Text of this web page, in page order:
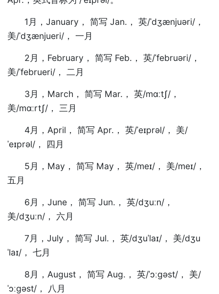
1月，January， 简写 Jan.， 英/ˈdʒænjuəri/，
美/ˈdʒænjueri/， 一月
2月，February， 简写 Feb.， 英/ˈfebruəri/，
美/ˈfebrueri/， 二月
3月，March， 简写 Mar.， 英/mɑːtʃ/，
美/mɑːrtʃ/， 三月
4月，April， 简写 Apr.， 英/ˈeɪprəl/， 美/
ˈeɪprəl/， 四月
5月，May， 简写 May， 英/meɪ/， 美/meɪ/，
五月
6月，June， 简写 Jun.， 英/dʒuːn/，
美/dʒuːn/， 六月
7月，July， 简写 Jul.， 英/dʒuˈlaɪ/， 美/dʒu
ˈlaɪ/， 七月
8月，August， 简写 Aug.， 英/ˈɔːɡəst/， 美/
ˈɔːɡəst/， 八月